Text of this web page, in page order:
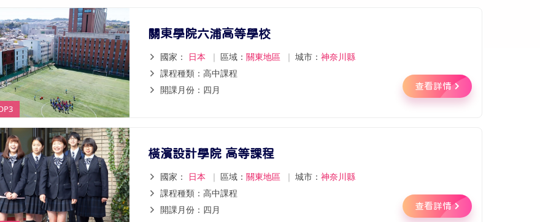
關東學院六浦高等學校
國家： 日本 ｜ 區域： 關東地區 ｜ 城市： 神奈川縣
課程種類：高中課程
開課月份：四月
查看詳情
橫濱設計學院 高等課程
國家： 日本 ｜ 區域： 關東地區 ｜ 城市： 神奈川縣
課程種類：高中課程
開課月份：四月
查看詳情